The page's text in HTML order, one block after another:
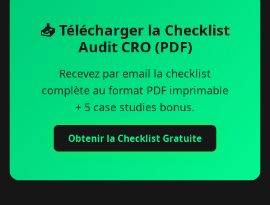
📥 Télécharger la Checklist
Audit CRO (PDF)
Recevez par email la checklist
complète au format PDF imprimable
+ 5 case studies bonus.
Obtenir la Checklist Gratuite